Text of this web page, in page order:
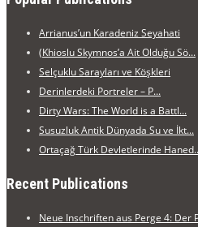
Arrianus’un Karadeniz Seyahati
(Khioslu Skymnos’a Ait Olduğu Sö...
Selçuklu Sarayları ve Köşkleri
Derinlerdeki Portreler – P...
Dirty Wars: The World is a Battl...
Susuzluk Antik Dünyada Su ve İkt...
Ortaçağ Türk Devletlerinde
Recent Publications
Neue Inschriften aus Perge 4: